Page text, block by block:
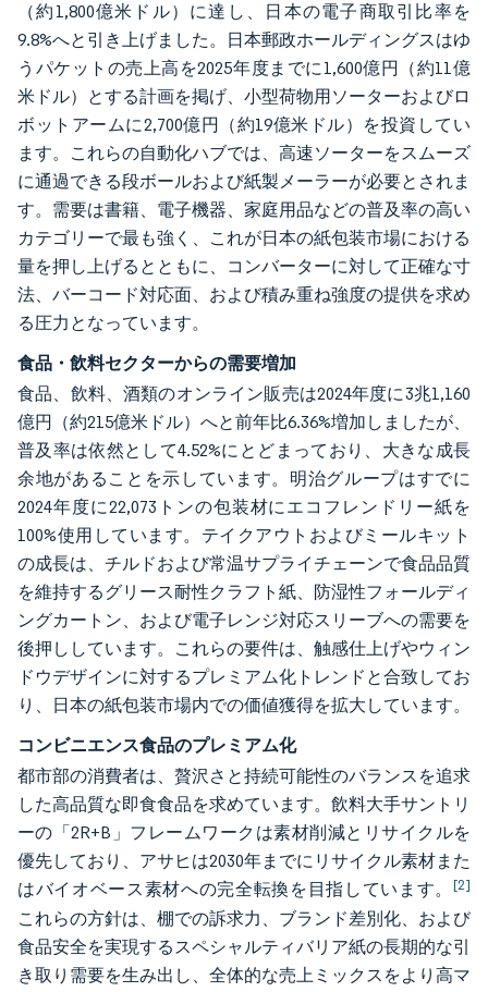
（約1,800億米ドル）に達し、日本の電子商取引比率を
9.8%へと引き上げました。日本郵政ホールディングスはゆ
うパケットの売上高を2025年度までに1,600億円（約11億
米ドル）とする計画を掲げ、小型荷物用ソーターおよびロ
ボットアームに2,700億円（約19億米ドル）を投資してい
ます。これらの自動化ハブでは、高速ソーターをスムーズ
に通過できる段ボールおよび紙製メーラーが必要とされま
す。需要は書籍、電子機器、家庭用品などの普及率の高い
カテゴリーで最も強く、これが日本の紙包装市場における
量を押し上げるとともに、コンバーターに対して正確な寸
法、バーコード対応面、および積み重ね強度の提供を求め
る圧力となっています。
食品・飲料セクターからの需要増加
食品、飲料、酒類のオンライン販売は2024年度に3兆1,160
億円（約215億米ドル）へと前年比6.36%増加しましたが、
普及率は依然として4.52%にとどまっており、大きな成長
余地があることを示しています。明治グループはすでに
2024年度に22,073トンの包装材にエコフレンドリー紙を
100%使用しています。テイクアウトおよびミールキット
の成長は、チルドおよび常温サプライチェーンで食品品質
を維持するグリース耐性クラフト紙、防湿性フォールディ
ングカートン、および電子レンジ対応スリーブへの需要を
後押ししています。これらの要件は、触感仕上げやウィン
ドウデザインに対するプレミアム化トレンドと合致してお
り、日本の紙包装市場内での価値獲得を拡大しています。
コンビニエンス食品のプレミアム化
都市部の消費者は、贅沢さと持続可能性のバランスを追求
した高品質な即食食品を求めています。飲料大手サントリ
ーの「2R+B」フレームワークは素材削減とリサイクルを
優先しており、アサヒは2030年までにリサイクル素材また
はバイオベース素材への完全転換を目指しています。 [2]
これらの方針は、棚での訴求力、ブランド差別化、および
食品安全を実現するスペシャルティバリア紙の長期的な引
き取り需要を生み出し、全体的な売上ミックスをより高マ